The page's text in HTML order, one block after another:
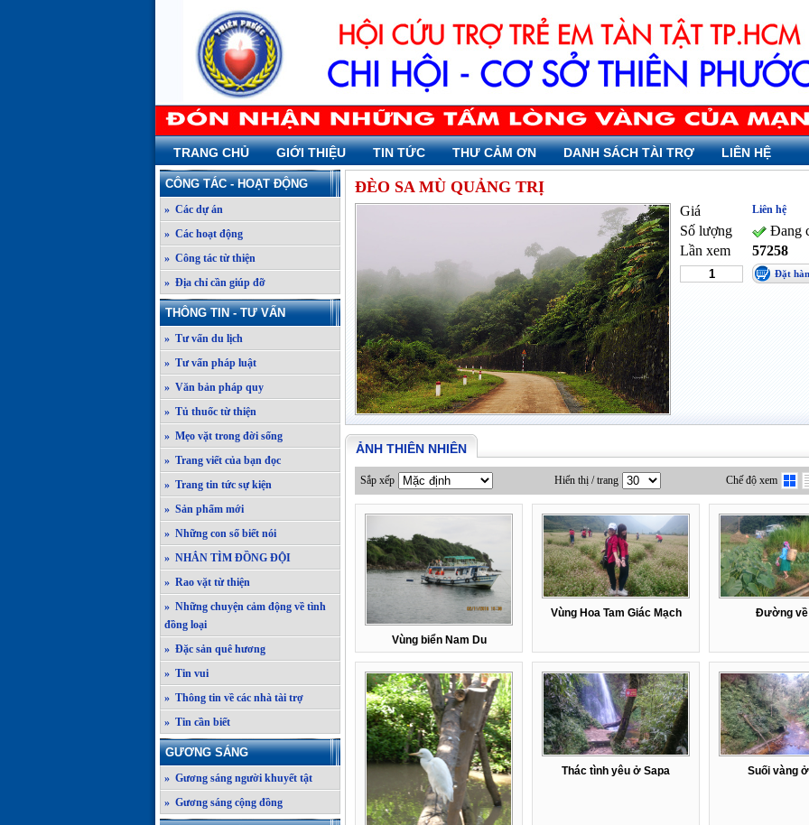
TRANG CHỦ GIỚI THIỆU TIN TỨC THƯ CẢM ƠN DANH SÁCH TÀI TRỢ LIÊN HỆ
CÔNG TÁC - HOẠT ĐỘNG
» Các dự án
» Các hoạt động
» Công tác từ thiện
» Địa chỉ cần giúp đỡ
THÔNG TIN - TƯ VẤN
» Tư vấn du lịch
» Tư vấn pháp luật
» Văn bản pháp quy
» Tủ thuốc từ thiện
» Mẹo vặt trong đời sống
» Trang viết của bạn đọc
» Trang tin tức sự kiện
» Sản phẩm mới
» Những con số biết nói
» NHẮN TÌM ĐỒNG ĐỘI
» Rao vặt từ thiện
» Những chuyện cảm động về tình
đồng loại
» Đặc sản quê hương
» Tin vui
» Thông tin về các nhà tài trợ
» Tin cần biết
GƯƠNG SÁNG
» Gương sáng người khuyết tật
» Gương sáng cộng đồng
ĐÈO SA MÙ QUẢNG TRỊ
Giá Liên hệ
Số lượng
Đang
Lần xem
57258
Đặt
ẢNH THIÊN NHIÊN
Sắp xếp Hiển thị / trang Chế độ xem
Vùng biển Nam Du
Vùng Hoa Tam Giác Mạch Đường về
Thác tình yêu ở Sapa Suối vàng